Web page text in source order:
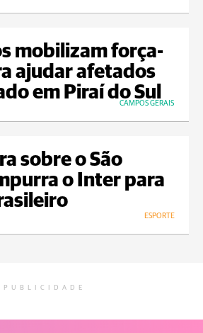
mobilizam força-
ajudar afetados
em Piraí do Sul
CAMPOS GERAIS
sobre o São
o Inter para
ESPORTE
PUBLICIDADE